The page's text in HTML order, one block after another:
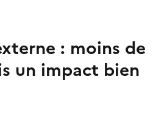
: moins de
un impact bien